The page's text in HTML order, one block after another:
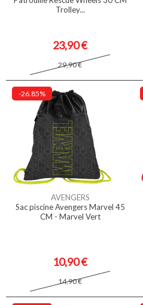
Trolley...
23,90 €
29,90 €
-26.85%
AVENGERS
Sac piscine Avengers Marvel 45
CM - Marvel Vert
10,90 €
14,90 €